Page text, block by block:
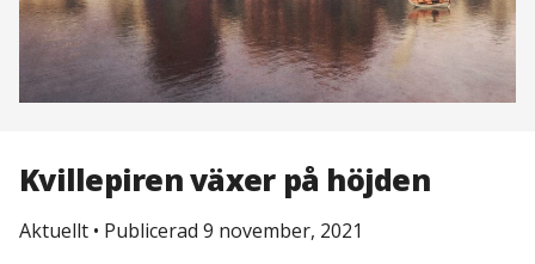
Kvillepiren växer på höjden
Aktuellt • Publicerad 9 november, 2021